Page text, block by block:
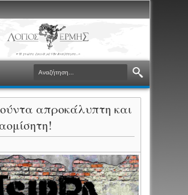
απροκάλυπτη και